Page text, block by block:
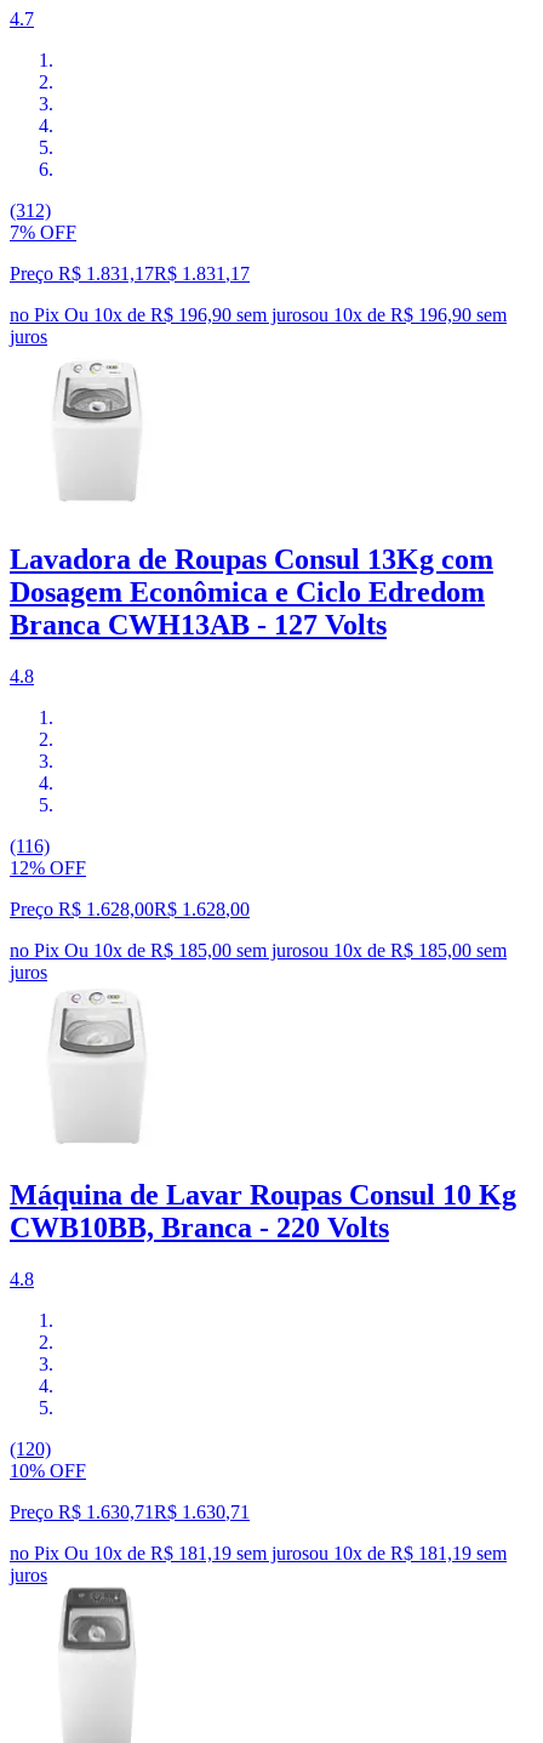
4.7
(312)
7% OFF
Preço R$ 1.831,17R$ 1.831,17
no Pix Ou 10x de R$ 196,90 sem jurosou 10x de R$ 196,90 sem
juros
Lavadora de Roupas Consul 13Kg com
Dosagem Econômica e Ciclo Edredom
Branca CWH13AB - 127 Volts
4.8
(116)
12% OFF
Preço R$ 1.628,00R$ 1.628,00
no Pix Ou 10x de R$ 185,00 sem jurosou 10x de R$ 185,00 sem
juros
Máquina de Lavar Roupas Consul 10 Kg
CWB10BB, Branca - 220 Volts
4.8
(120)
10% OFF
Preço R$ 1.630,71R$ 1.630,71
no Pix Ou 10x de R$ 181,19 sem jurosou 10x de R$ 181,19 sem
juros